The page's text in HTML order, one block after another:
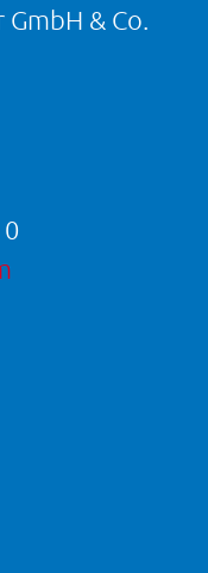
& Co.
0